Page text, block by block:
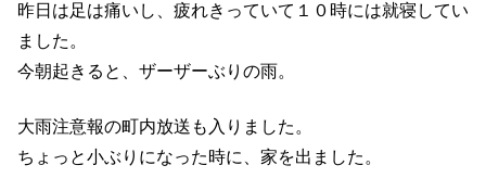
昨日は足は痛いし、疲れきっていて１０時には就寝してい
ました。
今朝起きると、ザーザーぶりの雨。
大雨注意報の町内放送も入りました。
ちょっと小ぶりになった時に、家を出ました。